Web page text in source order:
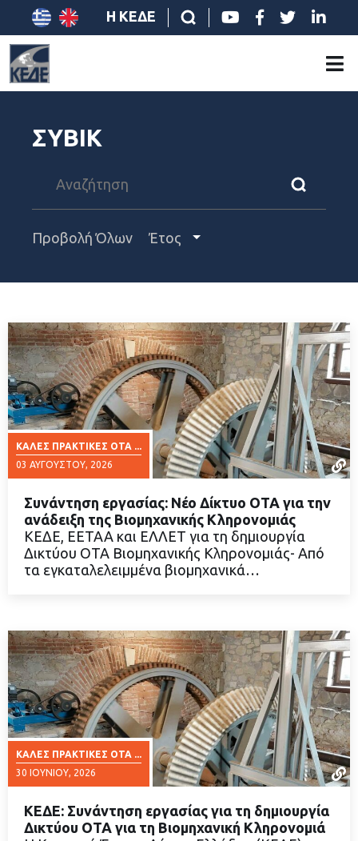
Η ΚΕΔΕ
ΣΥΒΙΚ
Προβολή Όλων Έτος
ΚΑΛΈΣ ΠΡΑΚΤΙΚΈΣ ΟΤΑ ...
03 ΑΥΓΟΎΣΤΟΥ, 2026
ΔΙΑΒΑΣΤΕ ΠΕΡΙΣΣΟΤΕΡΑ
Συνάντηση εργασίας: Νέο Δίκτυο ΟΤΑ για την
ανάδειξη της Βιομηχανικής Κληρονομιάς
ΚΕΔΕ, ΕΕΤΑΑ και ΕΛΛΕΤ για τη δημιουργία
Δικτύου ΟΤΑ Βιομηχανικής Κληρονομιάς- Από
τα εγκαταλελειμμένα βιομηχανικά…
ΚΑΛΈΣ ΠΡΑΚΤΙΚΈΣ ΟΤΑ ...
30 ΙΟΥΝΊΟΥ, 2026
ΚΕΔΕ: Συνάντηση εργασίας για τη δημιουργία
Δικτύου ΟΤΑ για τη Βιομηχανική Κληρονομιά